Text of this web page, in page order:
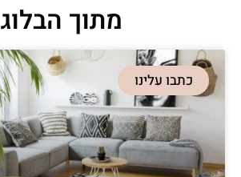
מתוך הבלוג
כתבו עלינו